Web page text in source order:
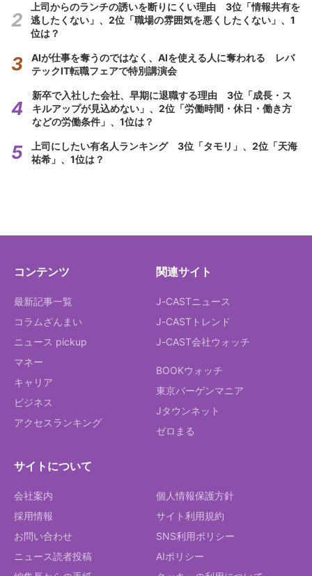
上司からのランチの誘いを断りにくい理由 3位「情報共有を
逃したくない」、2位「職場の雰囲気を悪くしたくない」、1
位は？
AIが仕事を奪うのではなく、AIを使える人に奪われる レバ
テックIT転職フェアで特別講演会
新卒で入社した会社、早期に退職する理由 3位「成長・ス
キルアップが見込めない」、2位「労働時間・休日・働き方
などの労働条件」、1位は？
上司にしたい有名人ランキング 3位「タモリ」、2位「天海
祐希」、1位は？
コンテンツ
最新記事一覧
コラムざんまい
ニュース pickup
マネー
キャリア
ビジネス
アクセスランキング
関連サイト
J-CASTニュース
J-CASTトレンド
J-CAST会社ウォッチ
BOOKウォッチ
東京バーゲンマニア
Jタウンネット
ゼロまる
サイトについて
会社案内
採用情報
お問い合わせ
ニュース読者投稿
個人情報保護方針
サイト利用規約
SNS利用ポリシー
AIポリシー